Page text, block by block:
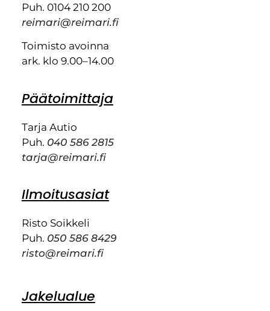
Puh. 0104 210 200
reimari@reimari.fi
Toimisto avoinna
ark. klo 9.00–14.00
Päätoimittaja
Tarja Autio
Puh. 040 586 2815
tarja@reimari.fi
Ilmoitusasiat
Risto Soikkeli
Puh. 050 586 8429
risto@reimari.fi
Jakelualue